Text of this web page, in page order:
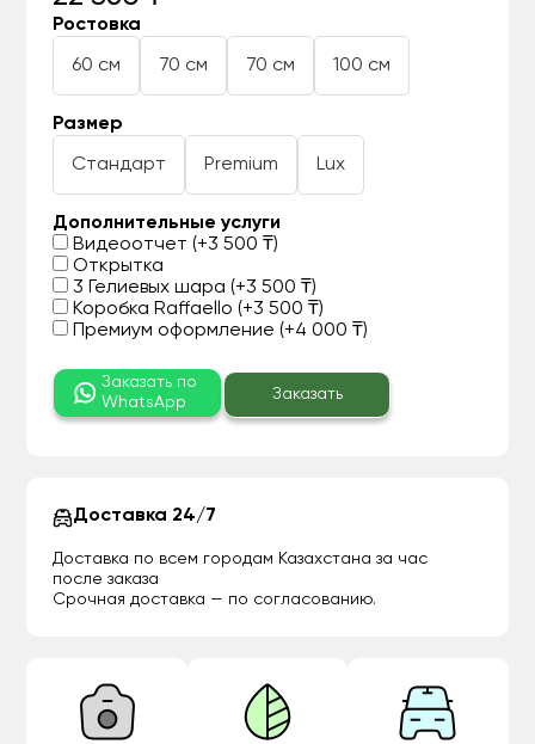
Ростовка
60 см 70 см 70 см 100 см
Размер
Стандарт Premium Lux
Дополнительные услуги
Видеоотчет (+3 500 ₸)
Открытка
3 Гелиевых шара (+3 500 ₸)
Коробка Raffaello (+3 500 ₸)
Премиум оформление (+4 000 ₸)
Заказать по
WhatsApp
Заказать
Доставка 24/7
Доставка по всем городам Казахстана за час
после заказа
Срочная доставка — по согласованию.